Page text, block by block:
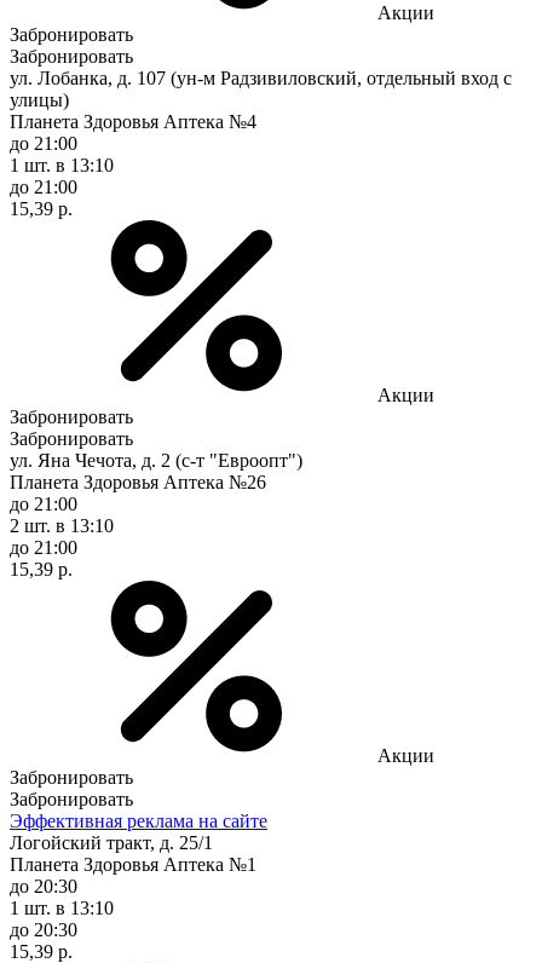
Акции
Забронировать
Забронировать
ул. Лобанка, д. 107 (ун-м Радзивиловский, отдельный вход с
улицы)
Планета Здоровья Аптека №4
до 21:00
1 шт. в 13:10
до 21:00
15,39 р.
Акции
Забронировать
Забронировать
ул. Яна Чечота, д. 2 (с-т "Евроопт")
Планета Здоровья Аптека №26
до 21:00
2 шт. в 13:10
до 21:00
15,39 р.
Акции
Забронировать
Забронировать
Эффективная реклама на сайте
Логойский тракт, д. 25/1
Планета Здоровья Аптека №1
до 20:30
1 шт. в 13:10
до 20:30
15,39 р.